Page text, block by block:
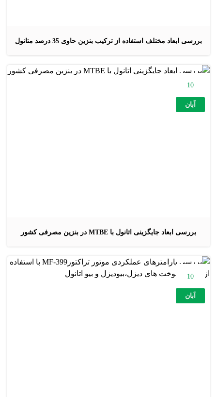
بررسی ابعاد مختلف استفاده از ترکیب بنزین حاوی 35 درصد متانول
بررسی ابعاد جایگزینی اتانول با MTBE در بنزین مصرفی کشور
10
آبان
10
آبان